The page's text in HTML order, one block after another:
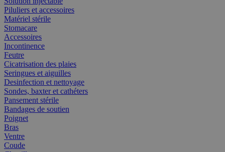
Piluliers et accessoires
Matériel stérile
Stomacare
Accessoires
Incontinence
Feutre
Cicatrisation des plaies
Seringues et aiguilles
Desinfection et nettoyage
Sondes, baxter et cathéters
Pansement stérile
Bandages de soutien
Poignet
Bras
Ventre
Coude